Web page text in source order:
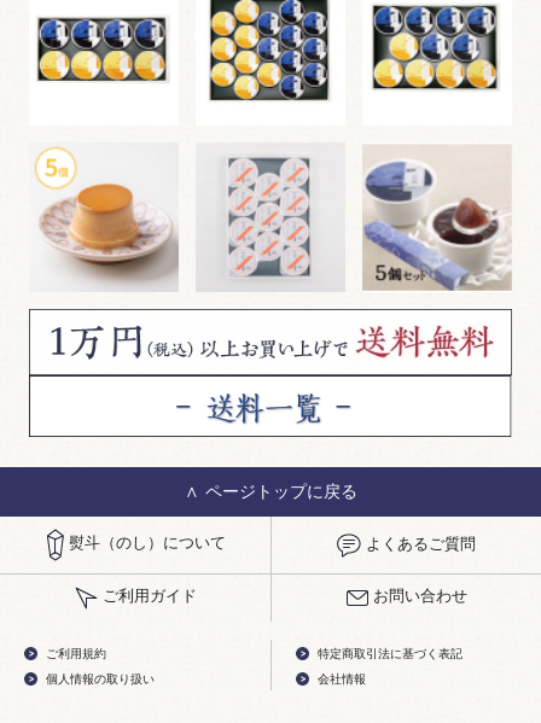
ページトップに戻る
熨斗（のし）について よくあるご質問
ご利用ガイド お問い合わせ
ご利用規約
特定商取引法に基づく表記
個人情報の取り扱い
会社情報